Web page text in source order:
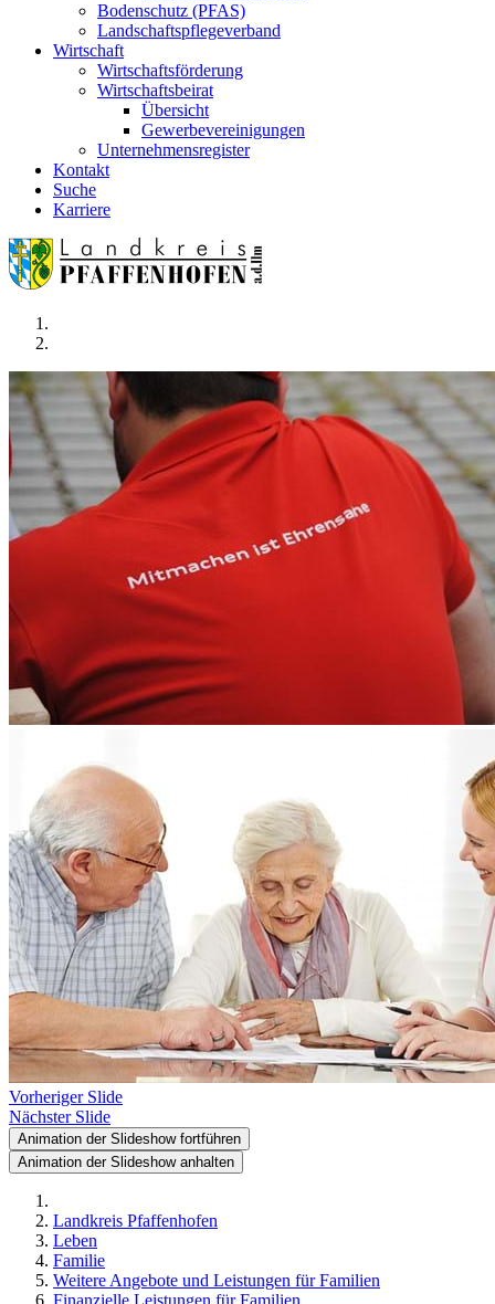
Bodenschutz (PFAS)
Landschaftspflegeverband
Wirtschaft
Wirtschaftsförderung
Wirtschaftsbeirat
Übersicht
Gewerbevereinigungen
Unternehmensregister
Kontakt
Suche
Karriere
Vorheriger Slide
Nächster Slide
Animation der Slideshow fortführen
Animation der Slideshow anhalten
Landkreis Pfaffenhofen
Leben
Familie
Weitere Angebote und Leistungen für Familien
Finanzielle Leistungen für Familien